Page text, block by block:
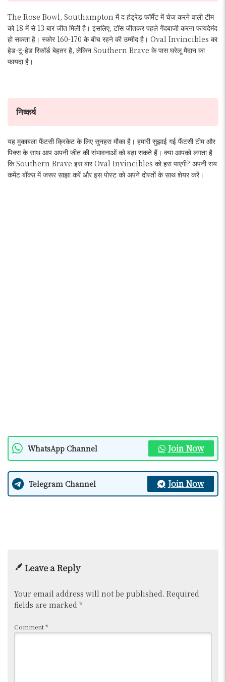
The Rose Bowl, Southampton में द हंड्रेड फॉर्मेट में चेज करने वाली टीम
को 18 में से 13 बार जीत मिली है। इसलिए, टॉस जीतकर पहले गेंदबाजी करना फायदेमंद
हो सकता है। स्कोर 160-170 के बीच रहने की उम्मीद है। Oval Invincibles का
हेड-टू-हेड रिकॉर्ड बेहतर है, लेकिन Southern Brave के पास घरेलू मैदान का
फायदा है।
निष्कर्ष
यह मुकाबला फैंटसी क्रिकेट के लिए सुनहरा मौका है। हमारी सुझाई गई फैंटसी टीम और
पिक्स के साथ आप अपनी जीत की संभावनाओं को बढ़ा सकते हैं। क्या आपको लगता है
कि Southern Brave इस बार Oval Invincibles को हरा पाएगी? अपनी राय
कमेंट बॉक्स में जरूर साझा करें और इस पोस्ट को अपने दोस्तों के साथ शेयर करें।
WhatsApp Channel Join Now
Telegram Channel Join Now
Leave a Reply
Your email address will not be published. Required
fields are marked *
Comment*